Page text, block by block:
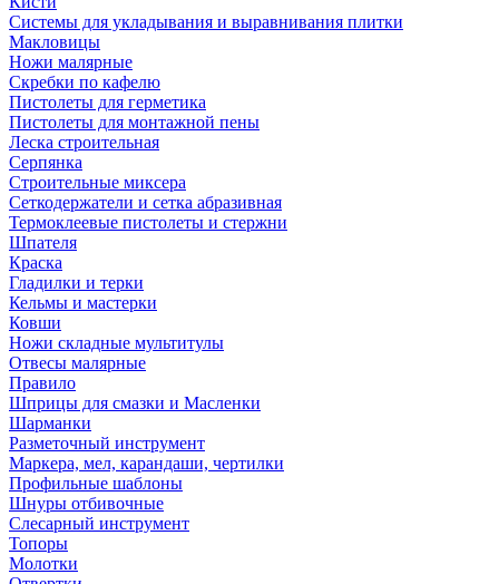
Системы для укладывания и выравнивания плитки
Макловицы
Ножи малярные
Скребки по кафелю
Пистолеты для герметика
Пистолеты для монтажной пены
Леска строительная
Серпянка
Строительные миксера
Сеткодержатели и сетка абразивная
Термоклеевые пистолеты и стержни
Шпателя
Краска
Гладилки и терки
Кельмы и мастерки
Ковши
Ножи складные мультитулы
Отвесы малярные
Правило
Шприцы для смазки и Масленки
Шарманки
Разметочный инструмент
Маркера, мел, карандаши, чертилки
Профильные шаблоны
Шнуры отбивочные
Слесарный инструмент
Топоры
Молотки